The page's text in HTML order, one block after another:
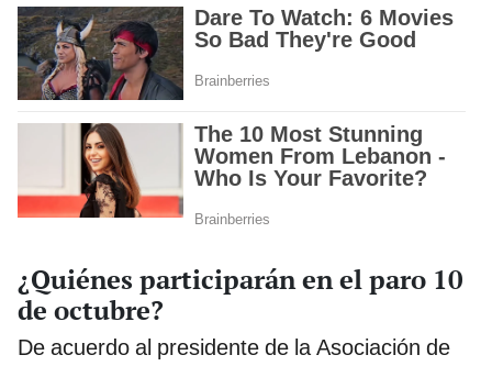
¿Quiénes participarán en el paro 10
de octubre?
De acuerdo al presidente de la Asociación de